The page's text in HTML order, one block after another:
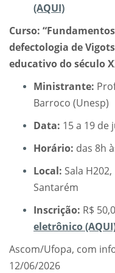
(AQUI)
Curso:
defectologia de
educativo do século
Ministrante:
Barroco (Unesp)
Data: 15 a 19 de
Horário: das 8h
Local: Sala
Santarém
Inscrição: R$
eletrônico
Ascom/Ufopa, com
12/06/2026